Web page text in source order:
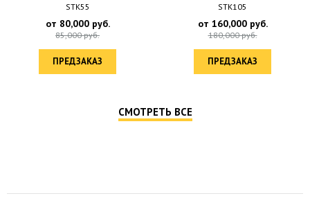
STK55
от 80,000руб.
85,000руб.
ПРЕДЗАКАЗ
STK105
от 160,000руб.
180,000руб.
ПРЕДЗАКАЗ
СМОТРЕТЬ ВСЕ